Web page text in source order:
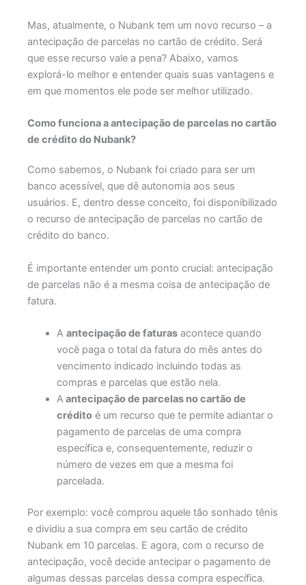
Mas, atualmente, o Nubank tem um novo recurso – a
antecipação de parcelas no cartão de crédito. Será
que esse recurso vale a pena? Abaixo, vamos
explorá-lo melhor e entender quais suas vantagens e
em que momentos ele pode ser melhor utilizado.
Como funciona a antecipação de parcelas no cartão
de crédito do Nubank?
Como sabemos, o Nubank foi criado para ser um
banco acessível, que dê autonomia aos seus
usuários. E, dentro desse conceito, foi disponibilizado
o recurso de antecipação de parcelas no cartão de
crédito do banco.
É importante entender um ponto crucial: antecipação
de parcelas não é a mesma coisa de antecipação de
fatura.
Aantecipação de faturas acontece quando
você paga o total da fatura do mês antes do
vencimento indicado incluindo todas as
compras e parcelas que estão nela.
Aantecipação de parcelas no cartão de
crédito é um recurso que te permite adiantar o
pagamento de parcelas de uma compra
específica e, consequentemente, reduzir o
número de vezes em que a mesma foi
parcelada.
Por exemplo: você comprou aquele tão sonhado tênis
e dividiu a sua compra em seu cartão de crédito
Nubank em 10 parcelas. E agora, com o recurso de
antecipação, você decide antecipar o pagamento de
algumas dessas parcelas dessa compra específica.